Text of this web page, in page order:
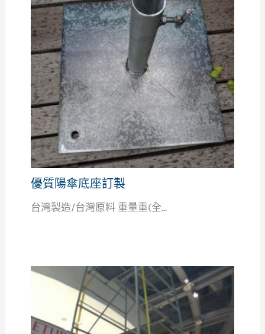
優質陽傘底座訂製
台灣製造/台灣原料 重量重(全...